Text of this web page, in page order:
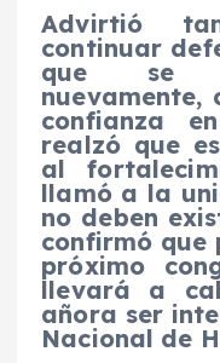
Advirtió
continuar
que se
nuevamente,
confianza
realzó que
al
llamó a la
no deben
confirmó que
próximo
llevará a
añora ser
Nacional de